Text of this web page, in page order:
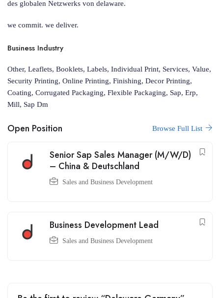
des globalen Netzwerks von delaware.
we commit. we deliver.
Business Industry
Other, Leaflets, Booklets, Labels, Individual Print, Services, Value,
Security Printing, Online Printing, Finishing, Decor Printing,
Coating, Corrugated Packaging, Flexible Packaging, Sap, Erp,
Mill, Sap Dm
Open Position Browse Full List
Senior Sap Sales Manager (M/W/D)
– China & Deutschland
Sales and Business Development
Business Development Lead
Sales and Business Development